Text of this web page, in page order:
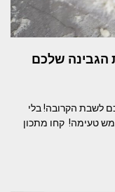
הגבינה שלכם
לשבת הקרובה! בלי
טעימה! קחו מתכון